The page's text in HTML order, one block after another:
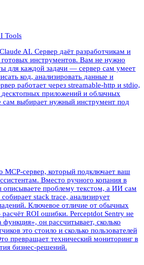
Tools
AI. Сервер даёт разработчикам и
готовых инструментов. Вам не нужно
для каждой задачи — сервер сам умеет
код, анализировать данные и
работает через streamable-http и stdio,
приложений и облачных
сам выбирает нужный инструмент под
MCP-сервер, который подключает ваш
Вместо ручного копания в
описываете проблему текстом, а ИИ сам
stack trace, анализирует
Ключевое отличие от обычных
ROI ошибки. Perceptdot Sentry не
функция», он рассчитывает, сколько
это стоило и сколько пользователей
превращает технический мониторинг в
бизнес-решений.